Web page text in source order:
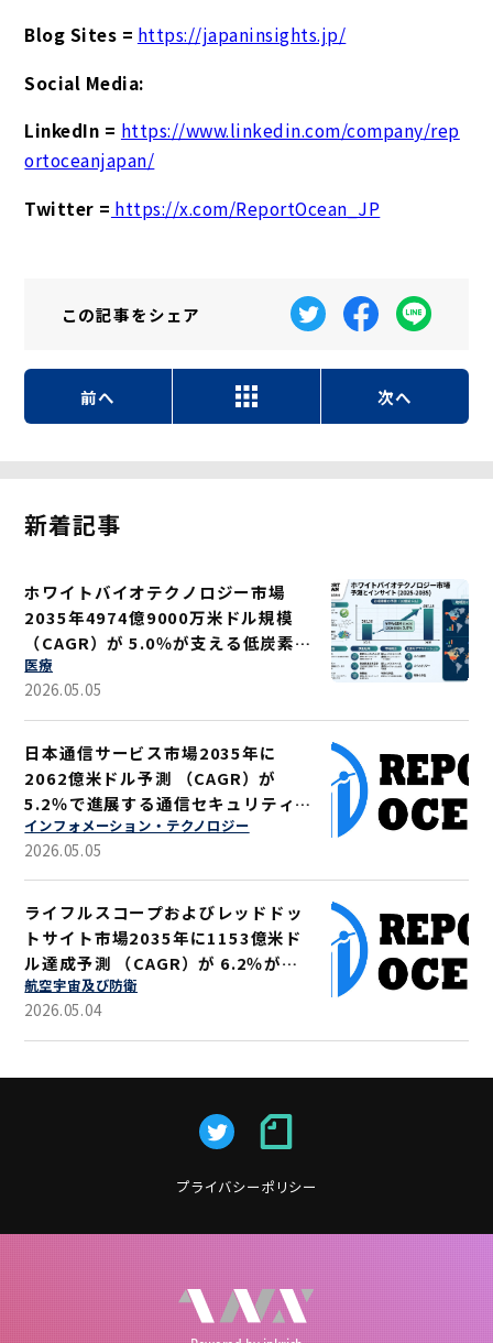
Blog Sites = https://japaninsights.jp/
Social Media:
LinkedIn = https://www.linkedin.com/company/rep
ortoceanjapan/
Twitter = https://x.com/ReportOcean_JP
この記事をシェア
前へ 次へ
新着記事
ホワイトバイオテクノロジー市場
2035年4974億9000万米ドル規模
（CAGR）が 5.0％が支える低炭素ソ
リューション
医療
2026.05.05
日本通信サービス市場2035年に
2062億米ドル予測 （CAGR）が
5.2％で進展する通信セキュリティ強
化
インフォメーション・テクノロジー
2026.05.05
ライフルスコープおよびレッドドッ
トサイト市場2035年に1153億米ド
ル達成予測 （CAGR）が 6.2％が示
す軍事・狩猟用途拡大
航空宇宙及び防衛
2026.05.04
プライバシーポリシー